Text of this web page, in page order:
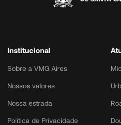
Institucional
Sobre a VMG Aires
Nossos valores
Nossa estrada
Política de Privacidade